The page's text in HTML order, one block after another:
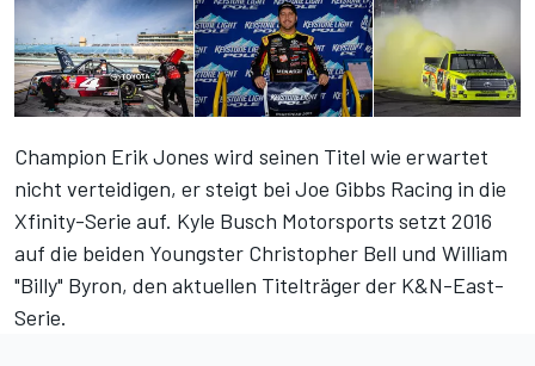
Champion Erik Jones wird seinen Titel wie erwartet
nicht verteidigen, er steigt bei Joe Gibbs Racing in die
Xfinity-Serie auf. Kyle Busch Motorsports setzt 2016
auf die beiden Youngster Christopher Bell und William
"Billy" Byron, den aktuellen Titelträger der K&N-East-
Serie.